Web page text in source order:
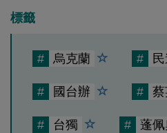
標籤
# 烏克蘭 #
# 國台辦 #
# 台獨 # 蓬